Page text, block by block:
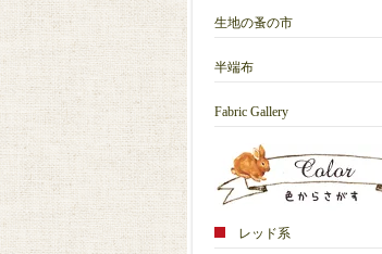
生地の蚤の市
半端布
Fabric Gallery
レッド系